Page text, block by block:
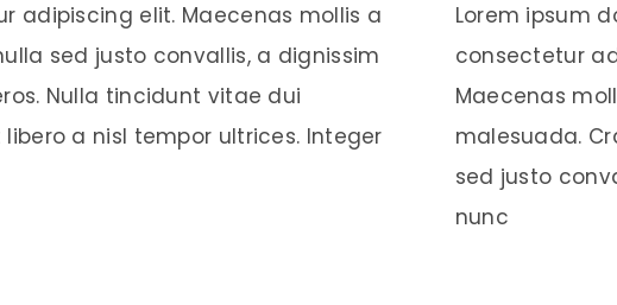
adipiscing elit. Maecenas mollis a
sed justo convallis, a dignissim
Nulla tincidunt vitae dui
a nisl tempor ultrices. Integer
Lorem ipsum
consectetur
Maecenas
malesuada.
sed justo
nunc